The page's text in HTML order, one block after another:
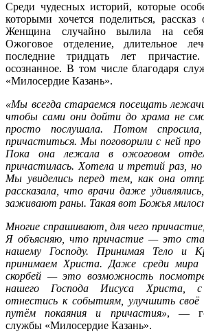
Среди чудесных историй, которые
которыми хочется поделиться,
Женщина случайно вылила на
Ожоговое отделение, длительное
последние тридцать лет
осознанное. В том числе благодаря
«Милосердие Казань».
«Мы всегда стараемся посещать
чтобы сами они дойти до храма не
просто послушала. Потом
причаститься. Мы поговорили с ней про
Пока она лежала в ожоговом
причастилась. Хотела и третий раз,
Мы увиделись перед тем, как она
рассказала, что врачи даже
заживают раны. Такая вот Божья
Многие спрашивают, для чего
Я объясняю, что причастие — это
нашему Господу. Принимая Тело и
принимаем Христа. Даже среди мира
скорбей — это возможность
нашего Господа Иисуса Христа,
отнестись к событиям, улучшить своё
путём покаяния и причастия», —
службы «Милосердие Казань».